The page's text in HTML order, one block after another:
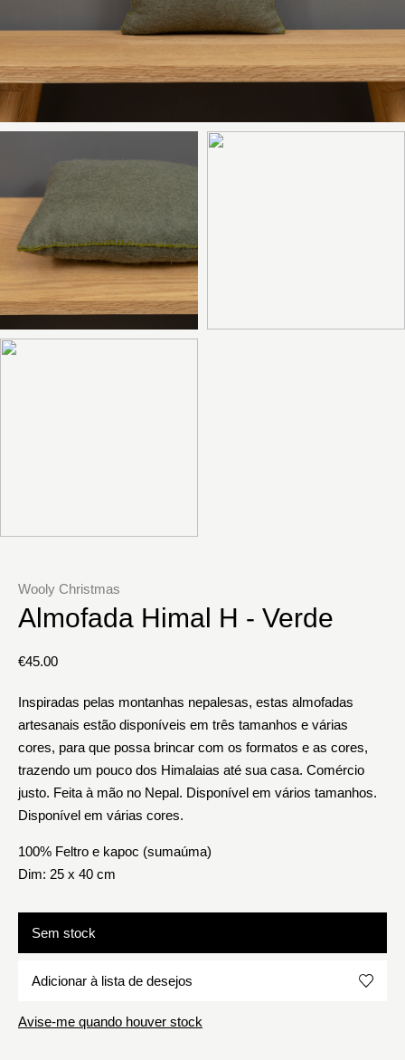
Wooly Christmas
Almofada Himal H - Verde
€45.00
Inspiradas pelas montanhas nepalesas, estas almofadas
artesanais estão disponíveis em três tamanhos e várias
cores, para que possa brincar com os formatos e as cores,
trazendo um pouco dos Himalaias até sua casa. Comércio
justo. Feita à mão no Nepal. Disponível em vários tamanhos.
Disponível em várias cores.
100% Feltro e kapoc (sumaúma)
Dim: 25 x 40 cm
Sem stock
Adicionar à lista de desejos
Avise-me quando houver stock